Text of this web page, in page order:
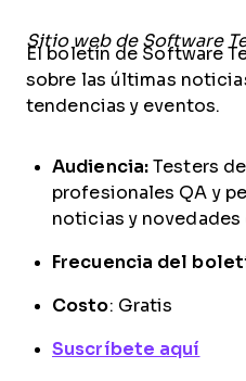
Sitio web de Software
El boletín de Software
sobre las últimas
tendencias y eventos.
Audiencia:Testers
profesionales QA y
noticias y
Frecuencia del
Costo: Gratis
Suscríbete aquí